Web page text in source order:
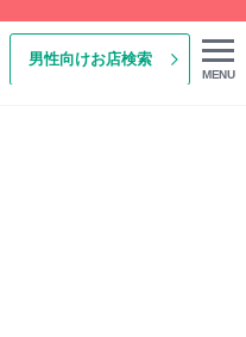
男性向けお店検索
MENU